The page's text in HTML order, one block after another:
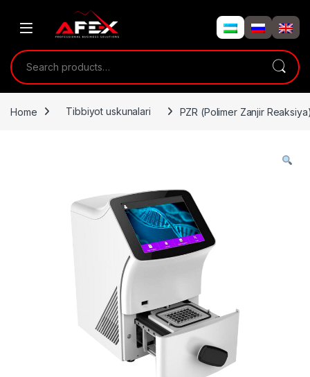
Search for:
Home Tibbiyot uskunalari PZR (Polimer Zanjir